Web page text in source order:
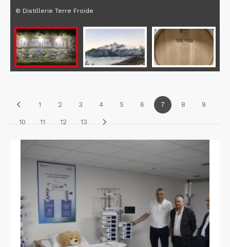
© Distillerie Terre Froide
1 2 3 4 5 6 7 8 9
10 11 12 13